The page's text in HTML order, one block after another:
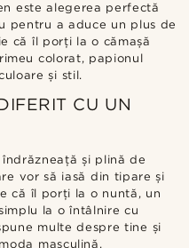
este alegerea perfectă
pentru a aduce un plus de
că îl porți la o cămașă
colorat, papionul
și stil.
CU UN
și plină de
vor să iasă din tipare și
că îl porți la o nuntă, un
la o întâlnire cu
multe despre tine și
masculină.